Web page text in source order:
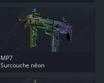
MP7
Surcouche néon